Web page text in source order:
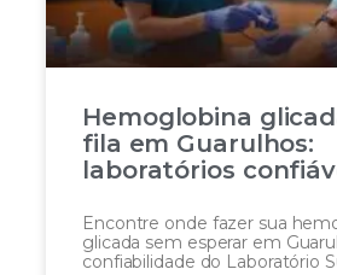
Hemoglobina
fila em Guarulhos:
laboratórios
Encontre onde fazer sua
glicada sem esperar em
confiabilidade do Laboratório